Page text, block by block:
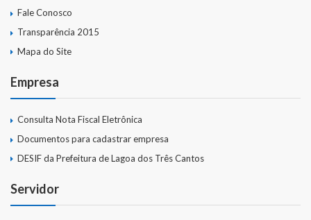
Fale Conosco
Transparência 2015
Mapa do Site
Empresa
Consulta Nota Fiscal Eletrônica
Documentos para cadastrar empresa
DESIF da Prefeitura de Lagoa dos Três Cantos
Servidor